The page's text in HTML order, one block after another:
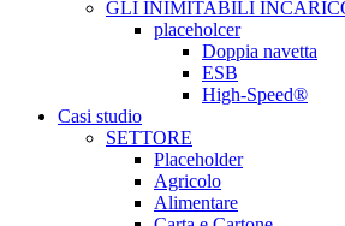
GLI INIMITABILI
placeholcer
Doppia navetta
ESB
High-Speed®
Casi studio
SETTORE
Placeholder
Agricolo
Alimentare